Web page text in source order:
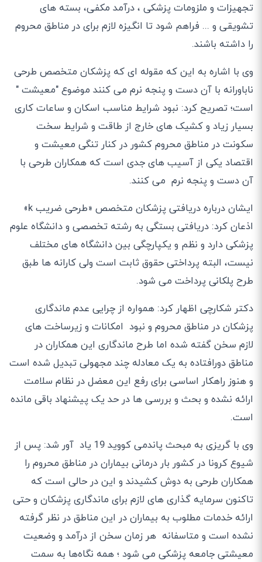
تجهیزات و ملزومات پزشکی ، درآمد مکفی، بسته های
تشویقی و ... فراهم شود تا انگیزه لازم برای در مناطق محروم
را داشته باشند.
وی با اشاره به این که مقوله ای که پزشکان متخصص طرحی
ناباورانه با آن دست و پنجه نرم می کنند موضوع "معیشت "
است؛ تصریح کرد: نبود شرایط مناسب اسکان و ساعات کاری
بسیار زیاد و کشیک های خارج از طاقت و شرایط سخت
سکونت در مناطق محروم کشور در کنار تنگی معیشت و
اقتصاد یکی از آسیب های جدی است که همکاران طرحی با
آن دست و پنجه نرم می کنند.
ایشان درباره دریافتی پزشکان متخصص «طرحی ضریب k»
اذعان کرد: دریافتی بستگی به رشته تخصصی و دانشگاه علوم‌
پزشکی دارد و نظم و یکپارچگی بین دانشگاه های مختلف
نیست، البته پرداختی حقوق ثابت است ولی کارانه ها طبق
طرح پلکانی پرداخت می شود.
دکتر شکارچی اظهار کرد: همواره از چرایی عدم ماندگاری
پزشکان در مناطق محروم و نبود امکانات و زیرساخت های
لازم سخن گفته شده اما طرح ماندگاری این همکاران در
مناطق دورافتاده به یک معادله چند مجهولی تبدیل شده است
و هنوز راهکار اساسی برای رفع این معضل در نظام سلامت
ارائه نشده و بحث و بررسی ها در حد یک پیشنهاد باقی مانده
است.
وی با گریزی به مبحث پاندمی کووید 19 یاد آور شد: پس از
شیوع کرونا در کشور بار درمانی بیماران در مناطق محروم را
همکاران طرحی به دوش کشیدند و این در حالی است که
تاکنون سرمایه گذاری های لازم برای ماندگاری پزشکان و حتی
ارائه خدمات مطلوب به بیماران در این مناطق در نظر گرفته
نشده است و متاسفانه هر زمان سخن از درآمد و وضعیت
معیشتی جامعه پزشکی می شود ؛ همه نگاه‌ها به سمت